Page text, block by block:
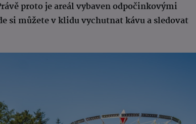
proto je areál vybaven odpočinkovými
si můžete v klidu vychutnat kávu a sledovat